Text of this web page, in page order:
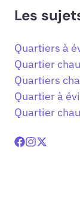
Les
Quartiers à
Quartier
Quartiers
Quartier à
Quartier